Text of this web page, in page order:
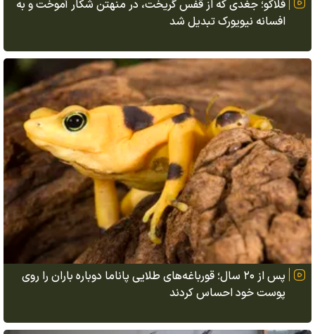
فلاکو؛ جغدی که از قفس گریخت، در منهتن شکار آموخت و به
افسانه نیویورک تبدیل شد
پس از ۲۰ سال؛ قورباغه‌های طلایی پاناما دوباره باران را روی
پوست خود احساس کردند